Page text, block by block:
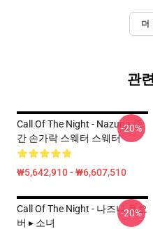
더
관
Call Of The Night - Nazuna 중
간 손가락 스웨터 스웨터
₩5,642,910 - ₩6,607,510
-20%
Call Of The Night - 나즈나 풀오
버 ▸ 소녀
-20%